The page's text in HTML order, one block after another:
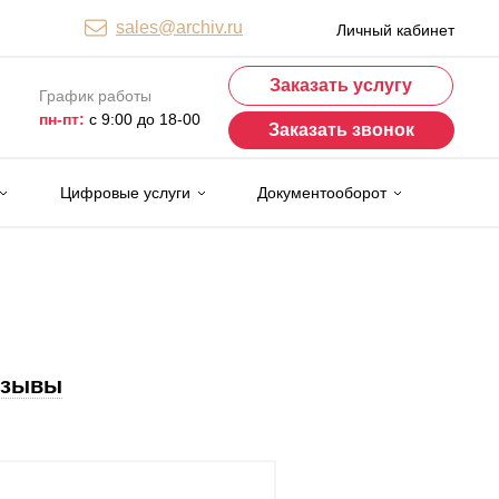
sales@archiv.ru Личный кабинет
График работы
пн-пт: с 9:00 до 18-00
Заказать услугу
Заказать звонок
Цифровые услуги Документооборот